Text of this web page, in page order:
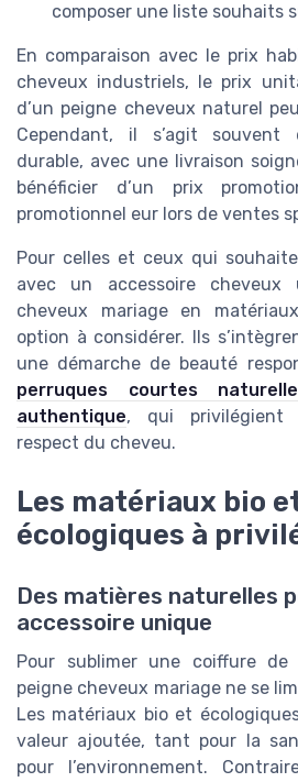
composer une liste souhaits
En comparaison avec le prix
cheveux industriels, le prix
d’un peigne cheveux naturel
Cependant, il s’agit souvent
durable, avec une livraison
bénéficier d’un prix
promotionnel eur lors de ventes
Pour celles et ceux qui
avec un accessoire cheveux
cheveux mariage en
option à considérer. Ils
une démarche de beauté
perruques courtes
authentique, qui privilégient
respect du cheveu.
Les matériaux bio
écologiques à
Des matières naturelles
accessoire unique
Pour sublimer une coiffure
peigne cheveux mariage ne se
Les matériaux bio et
valeur ajoutée, tant pour la
pour l’environnement.